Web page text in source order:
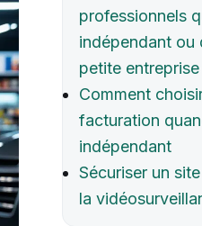
professionnels
indépendant ou
petite entreprise
Comment
facturation
indépendant
Sécuriser un
la